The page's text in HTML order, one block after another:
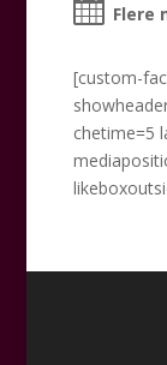
Flere
[custom-
chetime=5